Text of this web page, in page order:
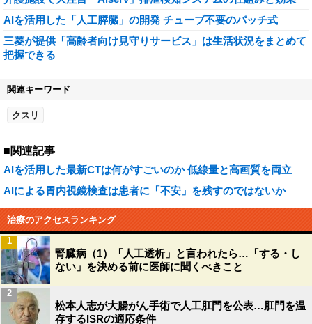
AIを活用した「人工膵臓」の開発 チューブ不要のパッチ式
三菱が提供「高齢者向け見守りサービス」は生活状況をまとめて
把握できる
関連キーワード
クスリ
■関連記事
AIを活用した最新CTは何がすごいのか 低線量と高画質を両立
AIによる胃内視鏡検査は患者に「不安」を残すのではないか
治療のアクセスランキング
腎臓病（1）「人工透析」と言われたら…「する・し
ない」を決める前に医師に聞くべきこと
1
松本人志が大腸がん手術で人工肛門を公表…肛門を温
存するISRの適応条件
2